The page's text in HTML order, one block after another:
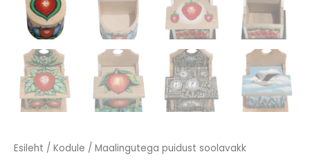
Esileht / Kodule / Maalingutega puidust soolavakk